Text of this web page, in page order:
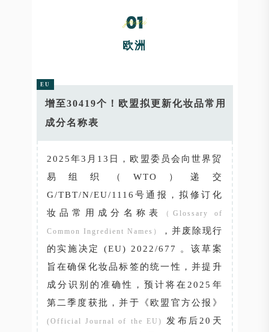
欧洲
EU
增至30419个！欧盟拟更新化妆品常用
成分名称表
2025年3月13日，欧盟委员会向世界贸
易组织（WTO）递交
G/TBT/N/EU/1116号通报，拟修订化
妆品常用成分名称表
（Glossary of
Common Ingredient Names）
，并废除现行
的实施决定 (EU) 2022/677 。该草案
旨在确保化妆品标签的统一性，并提升
成分识别的准确性，预计将在2025年
第二季度获批，并于《欧盟官方公报》
(Official Journal of the EU)
发布后20天